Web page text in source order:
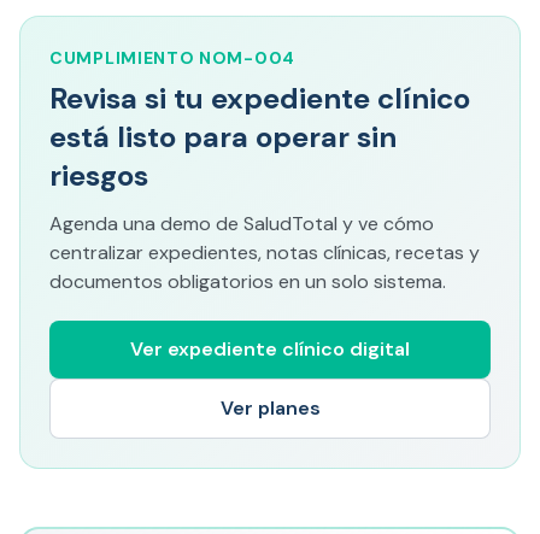
CUMPLIMIENTO NOM-004
Revisa si tu expediente clínico
está listo para operar sin
riesgos
Agenda una demo de SaludTotal y ve cómo
centralizar expedientes, notas clínicas, recetas y
documentos obligatorios en un solo sistema.
Ver expediente clínico digital
Ver planes